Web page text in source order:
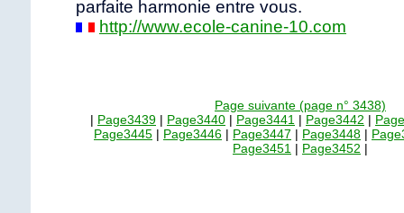
parfaite harmonie entre vous.
http://www.ecole-canine-10.com
Page suivante (page n° 3438)
| Page3439 | Page3440 | Page3441 | Page3442 |
Page3445 | Page3446 | Page3447 | Page3448 |
Page3451 | Page3452 |